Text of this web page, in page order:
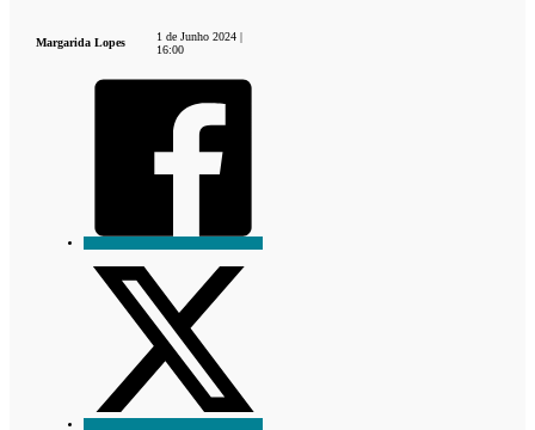
Margarida Lopes
1 de Junho 2024 |
16:00